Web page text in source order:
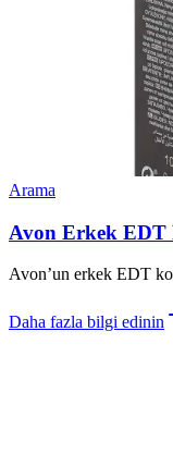
Arama
Avon Erkek EDT
Avon’un erkek EDT
Daha fazla bilgi edinin